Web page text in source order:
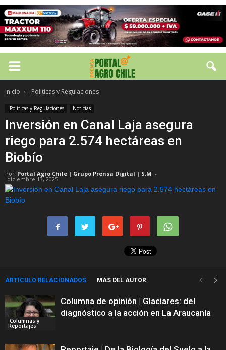
Inicio Políticas y Regulaciones
Políticas y Regulaciones Noticias
Inversión en Canal Laja asegura
riego para 2.574 hectáreas en
Biobío
Por Portal Agro Chile | Grupo Prensa Digital | S.M -
diciembre 13, 2025
ARTÍCULO RELACIONADOS MÁS DEL AUTOR
Columnas y
Reportajes
Columna de opinión | Glaciares: del
diagnóstico a la acción en La Araucanía